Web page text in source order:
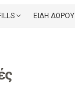
ΕΊΔΗ ΔΏΡΟΥ